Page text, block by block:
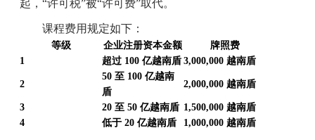
起，“许可税”被“许可费”取代。
课程费用规定如下：
等级 企业注册资本金额
牌照费
1
超过 100 亿越南盾 3,000,000 越南盾
2
50 至 100 亿越南
盾
2,000,000 越南盾
3 20 至 50 亿越南盾 1,500,000 越南盾
4
低于 20 亿越南盾 1,000,000 越南盾